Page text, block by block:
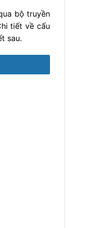
bộ truyền
tiết về cấu
sau.